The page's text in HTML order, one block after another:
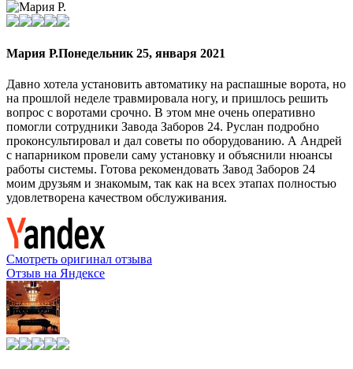
Мария Р.Понедельник 25, января 2021
Давно хотела установить автоматику на распашные ворота, но
на прошлой неделе травмировала ногу, и пришлось решить
вопрос с воротами срочно. В этом мне очень оперативно
помогли сотрудники Завода Заборов 24. Руслан подробно
проконсультировал и дал советы по оборудованию. А Андрей
с напарником провели саму установку и объяснили нюансы
работы системы. Готова рекомендовать Завод Заборов 24
моим друзьям и знакомым, так как на всех этапах полностью
удовлетворена качеством обслуживания.
Смотреть оригинал отзыва
Отзыв на Яндексе